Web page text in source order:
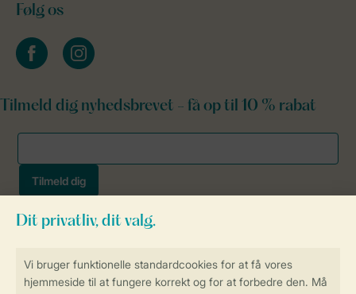
Sikker datahåndtering
Følg os
facebookinstagram
Tilmeld dig nyhedsbrevet - få op til 10 % rabat